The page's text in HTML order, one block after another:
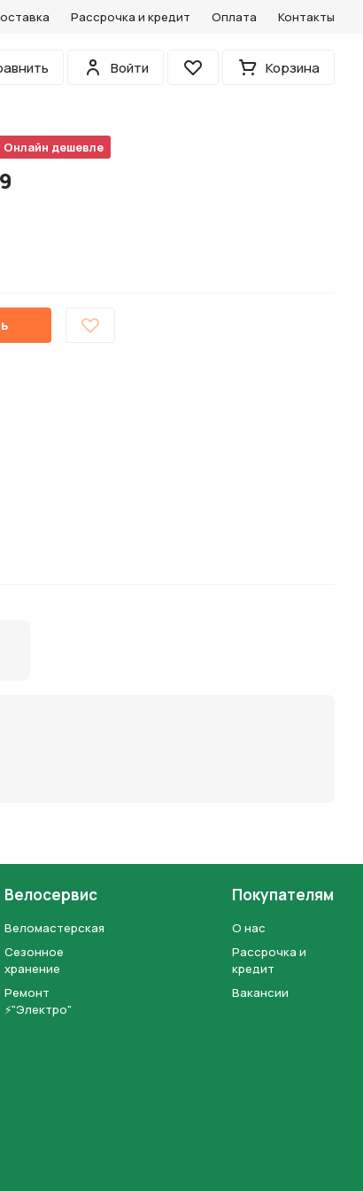
Рассрочка и кредит Оплата Контакты
Войти
Избранное Корзина
Онлайн дешевле
Велосервис
Веломастерская
Сезонное
хранение
Ремонт
⚡"Электро"
Покупателям
О нас
Рассрочка и
кредит
Вакансии